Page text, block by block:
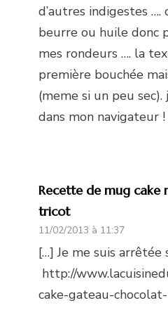
d’autres indigestes
beurre ou huile donc
mes rondeurs …. la
première bouchée
(meme si un peu sec).
dans mon navigateur !
Recette de mug cake
tricot
11/02/2013 à 11:37
[…] Je me suis
http://
cake-gateau-